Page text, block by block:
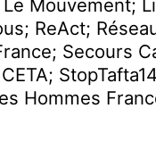
Mouvement;
ReAct;
Secours
Hommes